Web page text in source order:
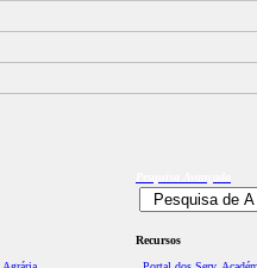
Recursos